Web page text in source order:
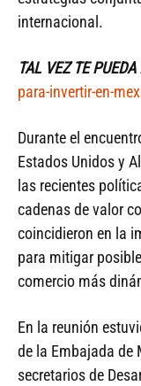
internacional.
TAL VEZ TE
para-invertir-en-
Durante el
Estados Unidos y
las recientes
cadenas de valor
coincidieron en la
para mitigar
comercio más
En la reunión
de la Embajada de
secretarios de